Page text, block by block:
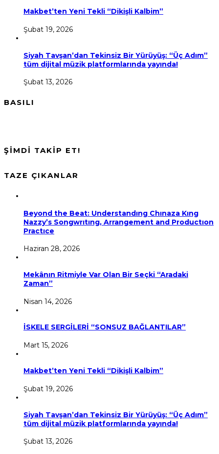
Makbet’ten Yeni Tekli “Dikişli Kalbim”
Şubat 19, 2026
Siyah Tavşan’dan Tekinsiz Bir Yürüyüş: “Üç Adım”
tüm dijital müzik platformlarında yayında!
Şubat 13, 2026
BASILI
ŞİMDİ TAKİP ET!
TAZE ÇIKANLAR
Beyond the Beat: Understandıng Chınaza Kıng
Nazzy’s Songwrıtıng, Arrangement and Productıon
Practıce
Haziran 28, 2026
Mekânın Ritmiyle Var Olan Bir Seçki “Aradaki
Zaman”
Nisan 14, 2026
İSKELE SERGİLERİ “SONSUZ BAĞLANTILAR”
Mart 15, 2026
Makbet’ten Yeni Tekli “Dikişli Kalbim”
Şubat 19, 2026
Siyah Tavşan’dan Tekinsiz Bir Yürüyüş: “Üç Adım”
tüm dijital müzik platformlarında yayında!
Şubat 13, 2026